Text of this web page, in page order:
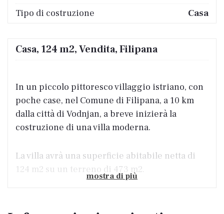
Tipo di costruzione
Casa
Casa, 124 m2, Vendita, Filipana
In un piccolo pittoresco villaggio istriano, con
poche case, nel Comune di Filipana, a 10 km
dalla città di Vodnjan, a breve inizierà la
costruzione di una villa moderna.
La villa avrà una superficie abitabile netta di
124 m2 su un terreno di 473 m2.
e il resto della casa sarà al piano terra. La casa
mostra di più